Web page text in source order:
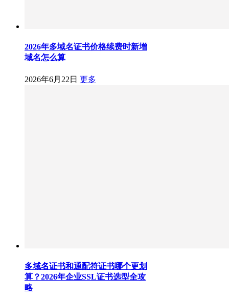
2026年多域名证书价格续费时新增
域名怎么算
2026年6月22日 更多
多域名证书和通配符证书哪个更划
算？2026年企业SSL证书选型全攻
略